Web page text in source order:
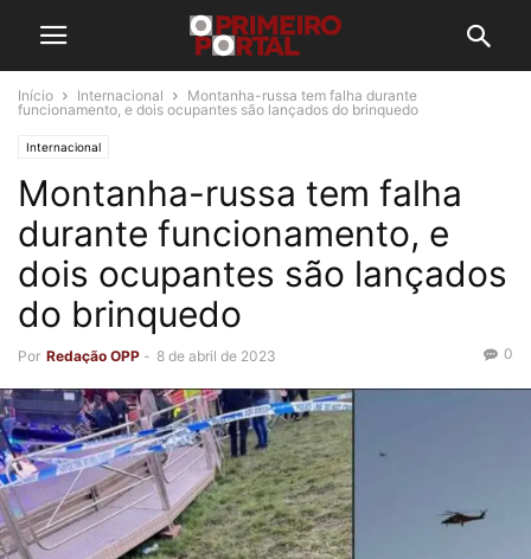
Início Internacional
Montanha-russa tem falha durante
funcionamento, e dois ocupantes são lançados do brinquedo
Internacional
Montanha-russa tem falha
durante funcionamento, e
dois ocupantes são lançados
do brinquedo
Por Redação OPP - 8 de abril de 2023 0